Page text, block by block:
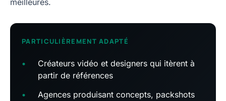
meilleures.
PARTICULIÈREMENT ADAPTÉ
•
Créateurs vidéo et designers qui itèrent à
partir de références
•
Agences produisant concepts, packshots